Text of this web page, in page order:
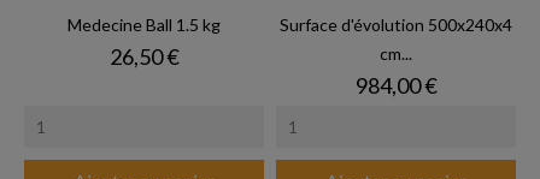
Medecine Ball 1.5 kg
Prix
26,50 €
Surface d'évolution 500x240x4
cm...
Prix
984,00 €